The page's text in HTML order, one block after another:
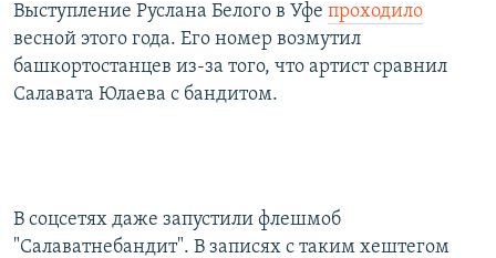
Выступление Руслана Белого в Уфе проходило
весной этого года. Его номер возмутил
башкортостанцев из-за того, что артист сравнил
Салавата Юлаева с бандитом.
В соцсетях даже запустили флешмоб
"Салаватнебандит". В записях с таким хештегом